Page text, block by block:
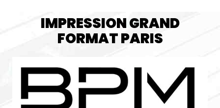
IMPRESSION GRAND
FORMAT PARIS